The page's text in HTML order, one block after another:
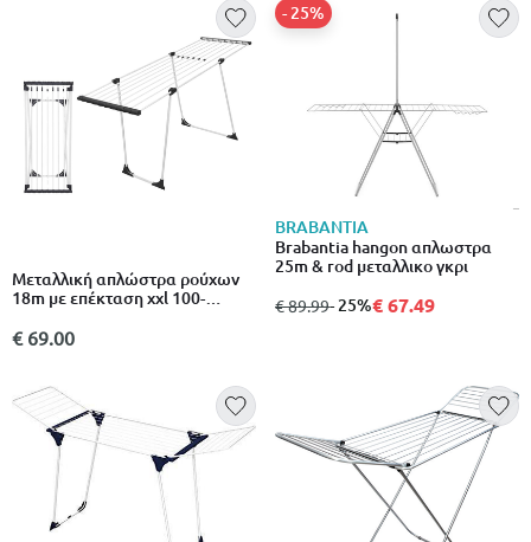
Μεταλλική απλώστρα ρούχων
18m με επέκταση xxl 100-
διαχωριστικά 1 τεμάχιο άσπρο
€ 69.00
BRABANTIA
Brabantia hangon απλωστρα
25m & rod μεταλλικο γκρι
από
€ 89.99σε
- 25%
- 25%€ 67.49